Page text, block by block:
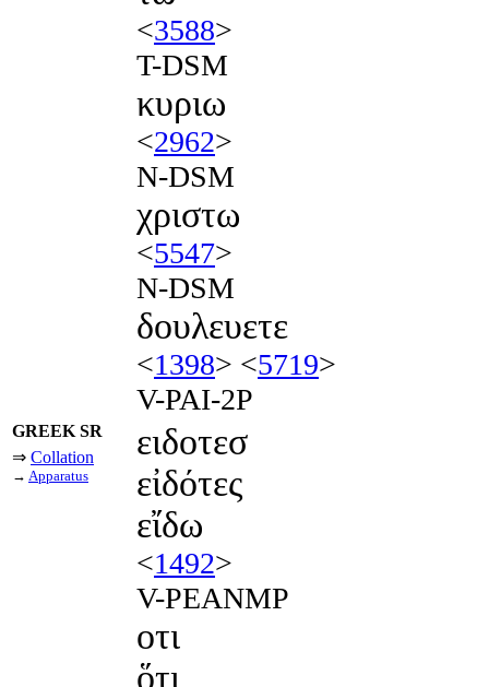
<3588>
T-DSM
κυριω
<2962>
N-DSM
χριστω
<5547>
N-DSM
δουλευετε
<1398> <5719>
V-PAI-2P
GREEK SR
⇒ Collation
→ Apparatus
ειδοτεσ
εἰδότες
εἴδω
<1492>
V-PEANMP
οτι
ὅτι